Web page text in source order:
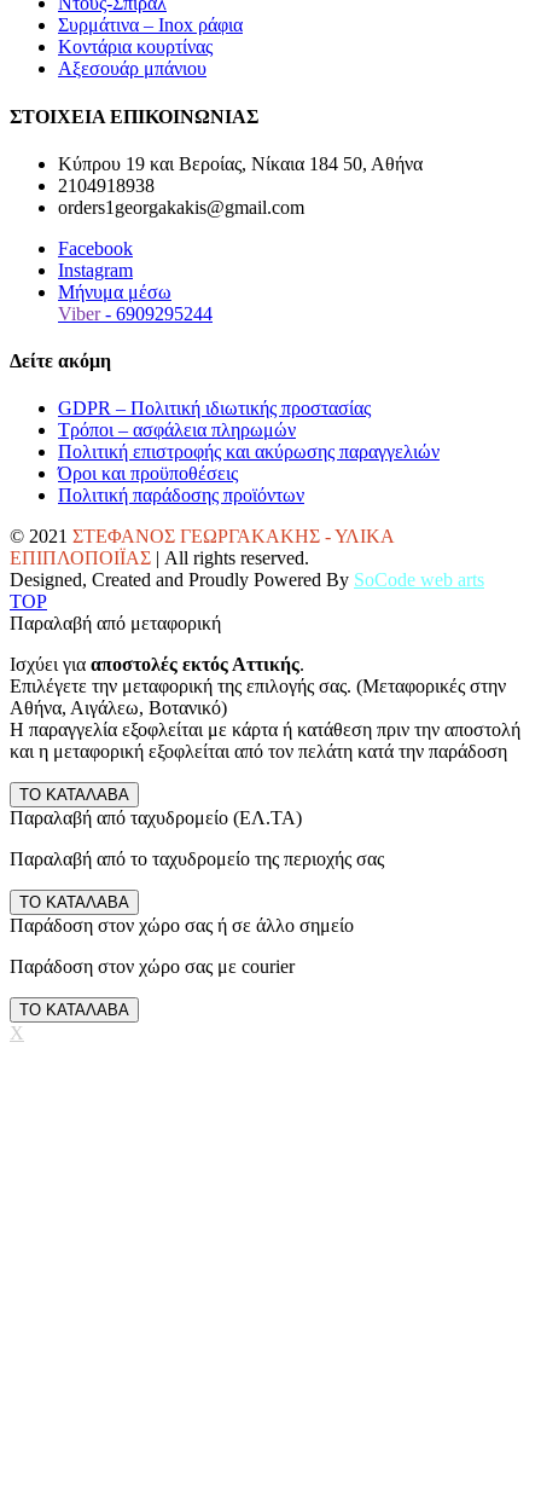
Συρμάτινα – Inox ράφια
Κοντάρια κουρτίνας
Αξεσουάρ μπάνιου
ΣΤΟΙΧΕΙΑ ΕΠΙΚΟΙΝΩΝΙΑΣ
Κύπρου 19 και Βεροίας, Νίκαια 184 50, Αθήνα
2104918938
orders1georgakakis@gmail.com
Facebook
Instagram
Μήνυμα μέσω
Viber- 6909295244
Δείτε ακόμη
GDPR – Πολιτική ιδιωτικής προστασίας
Τρόποι – ασφάλεια πληρωμών
Πολιτική επιστροφής και ακύρωσης παραγγελιών
Όροι και προϋποθέσεις
Πολιτική παράδοσης προϊόντων
© 2021 ΣΤΕΦΑΝΟΣ ΓΕΩΡΓΑΚΑΚΗΣ - ΥΛΙΚΑ
ΕΠΙΠΛΟΠΟΙΪΑΣ | All rights reserved.
Designed, Created and Proudly Powered By SoCode web arts
TOP
Παραλαβή από μεταφορική
Ισχύει για αποστολές εκτός Αττικής.
Επιλέγετε την μεταφορική της επιλογής σας. (Μεταφορικές στην
Αθήνα, Αιγάλεω, Βοτανικό)
Η παραγγελία εξοφλείται με κάρτα ή κατάθεση πριν την αποστολή
και η μεταφορική εξοφλείται από τον πελάτη κατά την παράδοση
ΤΟ ΚΑΤΑΛΑΒΑ
Παραλαβή από ταχυδρομείο (ΕΛ.ΤΑ)
Παραλαβή από το ταχυδρομείο της περιοχής σας
ΤΟ ΚΑΤΑΛΑΒΑ
Παράδοση στον χώρο σας ή σε άλλο σημείο
Παράδοση στον χώρο σας με courier
ΤΟ ΚΑΤΑΛΑΒΑ
X